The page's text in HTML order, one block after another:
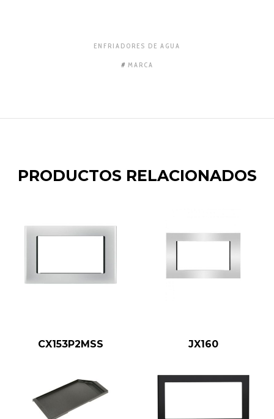
ENFRIADORES DE AGUA
MARCA
PRODUCTOS RELACIONADOS
CX153P2MSS JX160